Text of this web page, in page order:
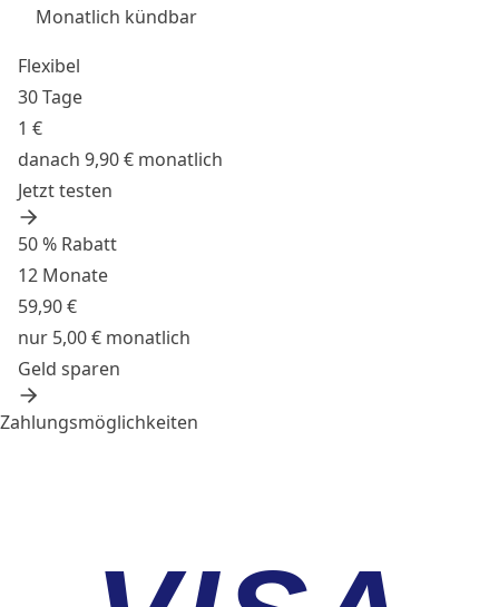
Monatlich kündbar
Flexibel
30 Tage
1 €
danach 9,90 € monatlich
Jetzt testen
50 % Rabatt
12 Monate
59,90 €
nur 5,00 € monatlich
Geld sparen
Zahlungsmöglichkeiten